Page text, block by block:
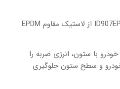
محافظ ستون پارکینگ مدل ID907EP از لاستیک مقاوم EPDM
با ستون، انرژی ضربه را
و سطح ستون جلوگیری